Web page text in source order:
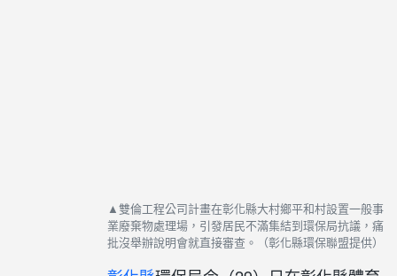
▲雙倫工程公司計畫在彰化縣大村鄉平和村設置一般事
業廢棄物處理場，引發居民不滿集結到環保局抗議，痛
批沒舉辦說明會就直接審查。（彰化縣環保聯盟提供）